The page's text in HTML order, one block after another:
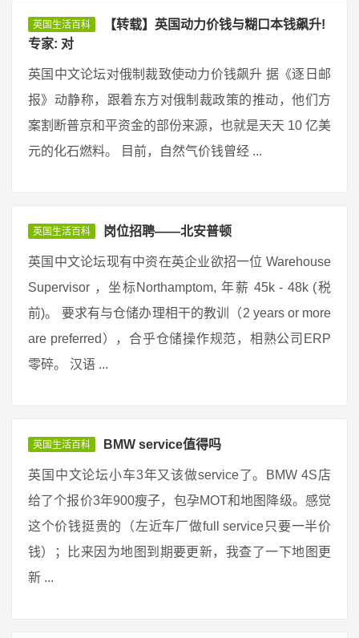
英国生活百科
【转载】英国动力价钱与糊口本钱飙升!
专家: 对
英国中文论坛对俄制裁致使动力价钱飙升 据《逐日邮
报》动静称，跟着东方对俄制裁政策的推动，他们方
案割断普京和平资金的部份来源，也就是天天 10 亿美
元的化石燃料。 目前，自然气价钱曾经 ...
英国生活百科 岗位招聘——北安普顿
英国中文论坛现有中资在英企业欲招一位 Warehouse
Supervisor ，坐标Northamptom, 年薪 45k - 48k (税
前)。 要求有与仓储办理相干的教训（2 years or more
are preferred），合乎仓储操作规范，相熟公司ERP
零碎。 汉语 ...
英国生活百科 BMW service值得吗
英国中文论坛小车3年又该做service了。BMW 4S店
给了个报价3年900瘦子，包孕MOT和地图降级。感觉
这个价钱挺贵的（左近车厂做full service只要一半价
钱）；比来因为地图到期要更新，我查了一下地图更
新 ...